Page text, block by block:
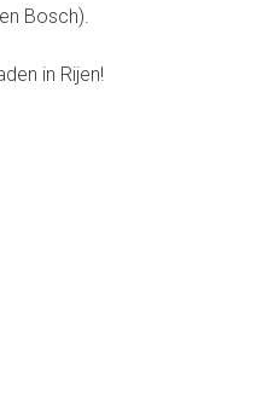
Bosch).
in Rijen!